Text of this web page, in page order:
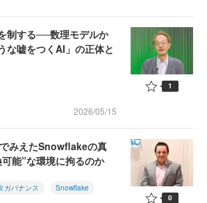
制する──数理モデルか
な嘘をつくAI」の正体と
2026/05/15
1
みえたSnowflakeの真
能”な環境に拘るのか
ガバナンス Snowflake
0